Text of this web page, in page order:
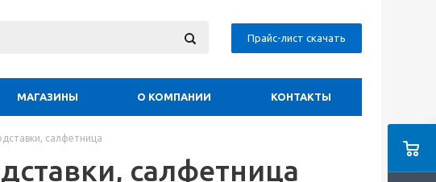
Прайс-лист скачать
МАГАЗИНЫ О КОМПАНИИ КОНТАКТЫ
салфетница
салфетница